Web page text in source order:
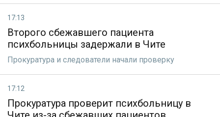
17:13
Второго сбежавшего пациента
психбольницы задержали в Чите
Прокуратура и следователи начали проверку
17:12
Прокуратура проверит психбольницу в